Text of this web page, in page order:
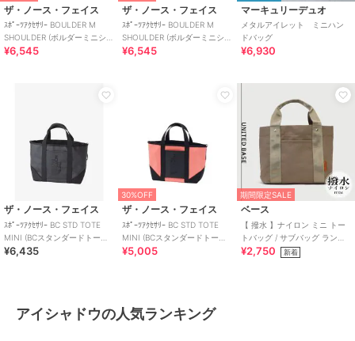
ザ・ノース・フェイス
ｽﾎﾟｰﾂｱｸｾｻﾘｰ BOULDER M
SHOULDER (ボルダーミニショ
ルダー)
¥6,545
ザ・ノース・フェイス
ｽﾎﾟｰﾂｱｸｾｻﾘｰ BOULDER M
SHOULDER (ボルダーミニショ
ルダー)
¥6,545
マーキュリーデュオ
メタルアイレット ミニハン
ドバッグ
¥6,930
ザ・ノース・フェイス
ｽﾎﾟｰﾂｱｸｾｻﾘｰ BC STD TOTE
MINI (BCスタンダードトート
ミニ)
¥6,435
30%OFF
ザ・ノース・フェイス
ｽﾎﾟｰﾂｱｸｾｻﾘｰ BC STD TOTE
MINI (BCスタンダードトート
ミニ)
¥5,005
期間限定SALE
ベース
【 撥水 】ナイロン ミニ トー
トバッグ / サブバッグ ランチ
バッグ 仕切り付き
¥2,750 新着
アイシャドウの人気ランキング